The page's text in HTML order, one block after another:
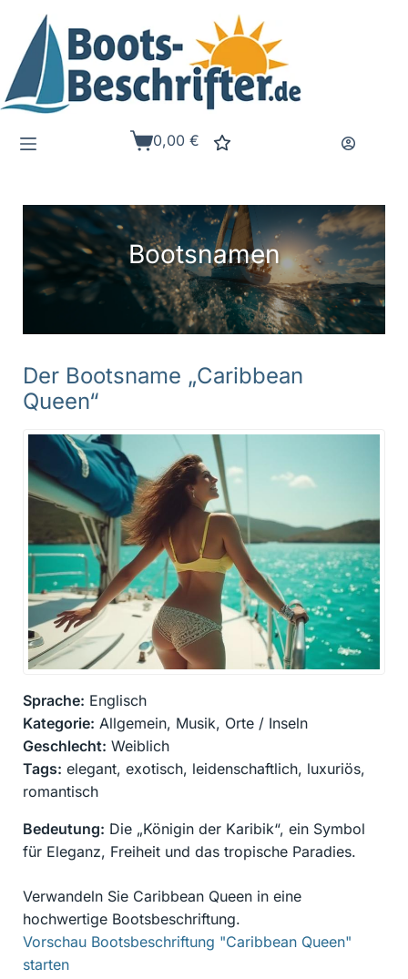
Inhalt
springen
Warenkorb
0,00€
Bootsnamen
Der Bootsname „Caribbean
Queen“
Sprache: Englisch
Kategorie: Allgemein, Musik, Orte / Inseln
Geschlecht: Weiblich
Tags: elegant, exotisch, leidenschaftlich, luxuriös,
romantisch
Bedeutung: Die „Königin der Karibik“, ein Symbol
für Eleganz, Freiheit und das tropische Paradies.
Verwandeln Sie Caribbean Queen in eine
hochwertige Bootsbeschriftung.
Vorschau Bootsbeschriftung "Caribbean Queen"
starten